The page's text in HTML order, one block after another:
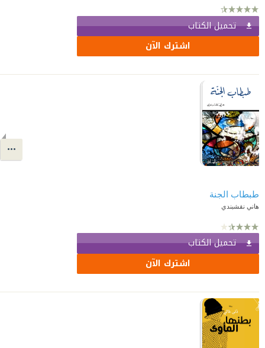
تحميل الكتاب
اشترك الآن
طبطاب الجنة
هاني نقشبندي
تحميل الكتاب
اشترك الآن